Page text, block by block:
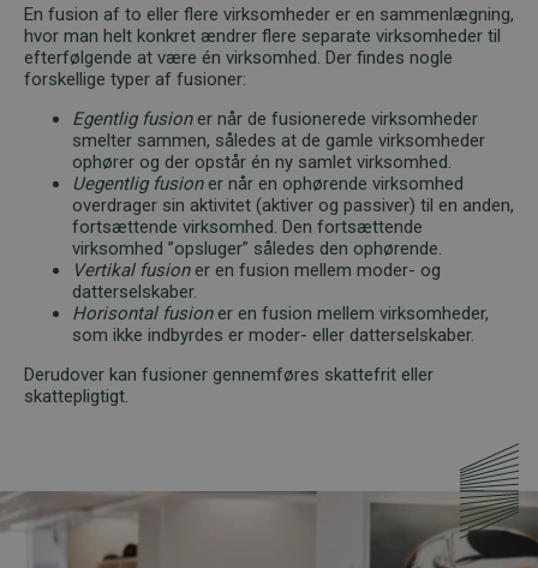
En fusion af to eller flere virksomheder er en sammenlægning,
hvor man helt konkret ændrer flere separate virksomheder til
efterfølgende at være én virksomhed. Der findes nogle
forskellige typer af fusioner:
Egentlig fusioner når de fusionerede virksomheder
smelter sammen, således at de gamle virksomheder
ophører og der opstår én ny samlet virksomhed.
Uegentlig fusioner når en ophørende virksomhed
overdrager sin aktivitet (aktiver og passiver) til en anden,
fortsættende virksomhed. Den fortsættende
virksomhed ”opsluger” således den ophørende.
Vertikal fusioner en fusion mellem moder- og
datterselskaber.
Horisontal fusioner en fusion mellem virksomheder,
som ikke indbyrdes er moder- eller datterselskaber.
Derudover kan fusioner gennemføres skattefrit eller
skattepligtigt.